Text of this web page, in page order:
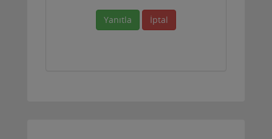
Yanıtla İptal